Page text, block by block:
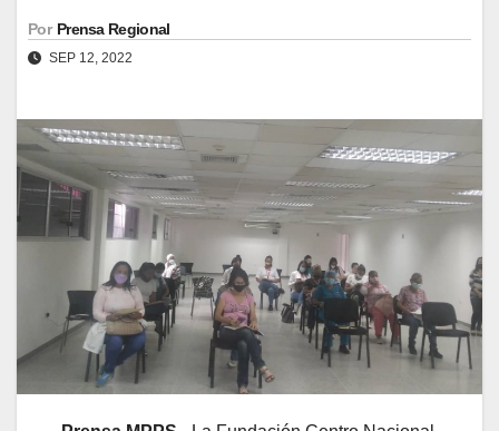
Por Prensa Regional
SEP 12, 2022